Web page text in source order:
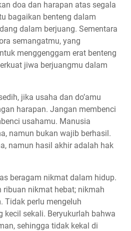
doa dan harapan atas segala
bagaikan benteng dalam
dalam berjuang. Sementara
semangatmu, yang
menggenggam erat benteng
jiwa berjuangmu dalam
jika usaha dan do’amu
harapan. Jangan membenci
usahamu. Manusia
namun bukan wajib berhasil.
namun hasil akhir adalah hak
beragam nikmat dalam hidup.
ribuan nikmat hebat; nikmah
Tidak perlu mengeluh
kecil sekali. Beryukurlah bahwa
sehingga tidak kekal di